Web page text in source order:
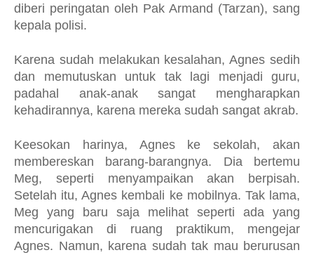
diberi peringatan oleh Pak Armand (Tarzan), sang
kepala polisi.
Karena sudah melakukan kesalahan, Agnes sedih
dan memutuskan untuk tak lagi menjadi guru,
padahal anak-anak sangat mengharapkan
kehadirannya, karena mereka sudah sangat akrab.
Keesokan harinya, Agnes ke sekolah, akan
membereskan barang-barangnya. Dia bertemu
Meg, seperti menyampaikan akan berpisah.
Setelah itu, Agnes kembali ke mobilnya. Tak lama,
Meg yang baru saja melihat seperti ada yang
mencurigakan di ruang praktikum, mengejar
Agnes. Namun, karena sudah tak mau berurusan